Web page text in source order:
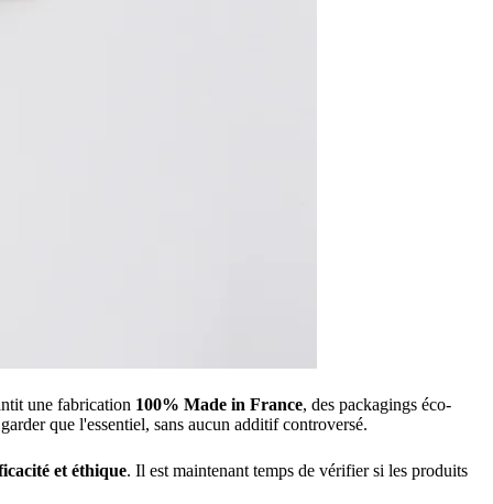
une fabrication 100% Made in France, des packagings éco-
que l'essentiel, sans aucun additif controversé.
et éthique. Il est maintenant temps de vérifier si les produits